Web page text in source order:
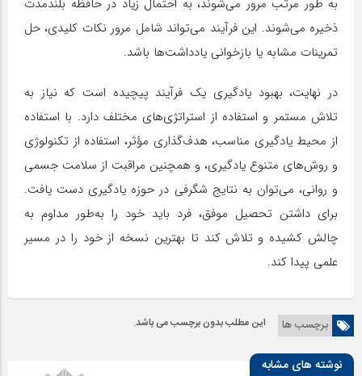
به طور مرتب مرور می‌شوند، به احتمال زیاد در حافظه بلندمدت
ذخیره می‌شوند. این فرآیند می‌تواند شامل مرور نکات کلیدی، حل
تمرینات مشابه یا بازخوانی یادداشت‌ها باشد.
در نهایت، بهبود یادگیری یک فرآیند پیچیده است که نیاز به
تلاش مستمر و استفاده از استراتژی‌های مختلف دارد. با استفاده
از محیط یادگیری مناسب، هدف‌گذاری مؤثر، استفاده از تکنولوژی
و روش‌های متنوع یادگیری، و همچنین مراقبت از سلامت جسمی
و روانی، می‌توان به نتایج شگرفی در حوزه یادگیری دست یافت.
برای داشتن تحصیل موفق، فرد باید خود را به‌طور مداوم به
چالش کشیده و تلاش کند تا بهترین نسخه از خود را در مسیر
علمی پیدا کند.
برچسب ها این مطلب بدون برچسب می باشد.
نوشته های مشابه